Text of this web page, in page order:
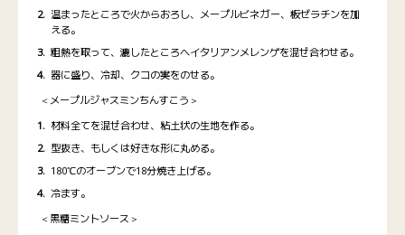
温まったところで火からおろし、メープルビネガー、板ゼラチンを加
える。
粗熱を取って、漉したところへイタリアンメレンゲを混ぜ合わせる。
器に盛り、冷却、クコの実をのせる。
＜メープルジャスミンちんすこう＞
材料全てを混ぜ合わせ、粘土状の生地を作る。
型抜き、もしくは好きな形に丸める。
180℃のオーブンで18分焼き上げる。
冷ます。
＜黒糖ミントソース＞